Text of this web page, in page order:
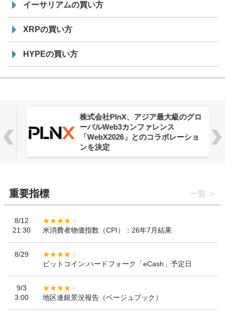
イーサリアムの買い方
XRPの買い方
HYPEの買い方
株式会社PlnX、アジア最大級のグロ
ーバルWeb3カンファレンス
「WebX2026」とのコラボレーショ
ンを決定
重要指標 一覧
8/12
21:30
米消費者物価指数（CPI）：26年7月結果
8/29
ビットコイン:ハードフォーク「eCash」予定日
9/3
3:00
地区連銀景況報告（ベージュブック）